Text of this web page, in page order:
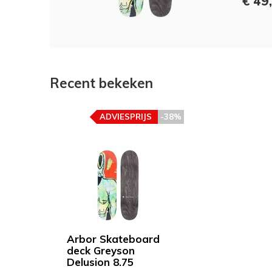
Recent bekeken
Arbor Skateboard
deck Greyson
Delusion 8.75
-38%
ADVIESPRIJS